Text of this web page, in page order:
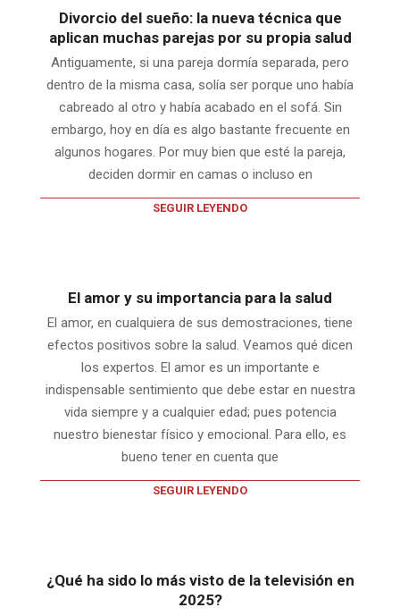
Divorcio del sueño: la nueva técnica que
aplican muchas parejas por su propia salud
Antiguamente, si una pareja dormía separada, pero
dentro de la misma casa, solía ser porque uno había
cabreado al otro y había acabado en el sofá. Sin
embargo, hoy en día es algo bastante frecuente en
algunos hogares. Por muy bien que esté la pareja,
deciden dormir en camas o incluso en
SEGUIR LEYENDO
El amor y su importancia para la salud
El amor, en cualquiera de sus demostraciones, tiene
efectos positivos sobre la salud. Veamos qué dicen
los expertos. El amor es un importante e
indispensable sentimiento que debe estar en nuestra
vida siempre y a cualquier edad; pues potencia
nuestro bienestar físico y emocional. Para ello, es
bueno tener en cuenta que
SEGUIR LEYENDO
¿Qué ha sido lo más visto de la televisión en
2025?